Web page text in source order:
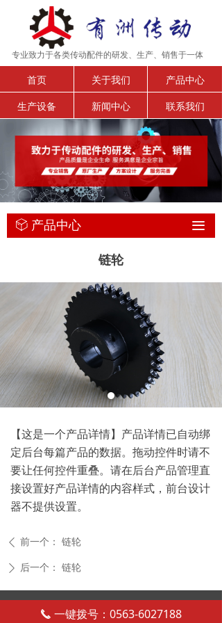
끅 一键拨号：0563-6027188
首页 关于我们
产品中心
生产设备
新闻中心 联系我们
专业致力于各类传动配件的研发、生产、销售于一体
链轮
【这是一个产品详情】产品详情已自动绑
定后台每篇产品的数据。拖动控件时请不
要让任何控件重叠。请在后台产品管理直
接设置好产品详情的内容样式，前台设计
器不提供设置。
ꁦ 产品中心 끀
ꄴ 前一个： 链轮
ꄲ 后一个： 链轮
电话：13651779858